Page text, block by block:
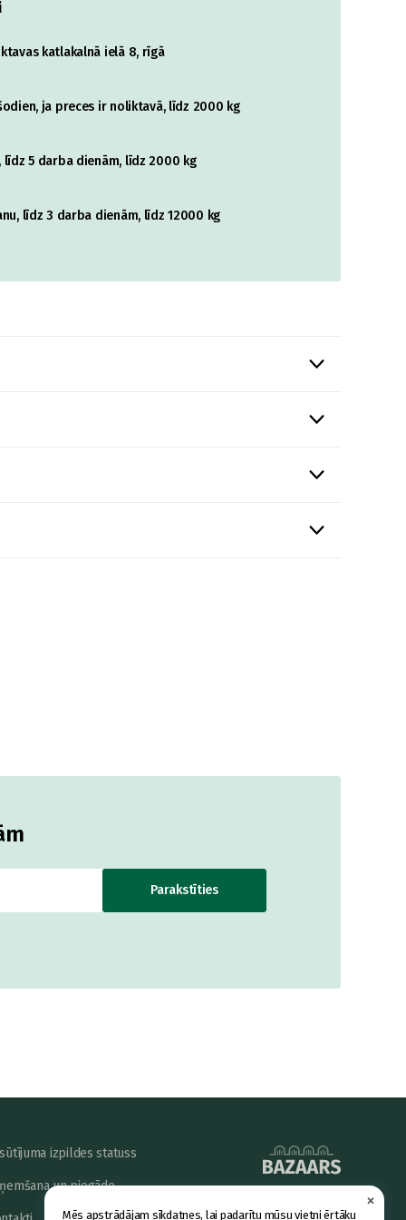
×
Mēs apstrādājam sīkdatnes, lai padarītu mūsu vietni ērtāku
katlakalnā ielā 8, rīgā
ja preces ir noliktavā, līdz 2000 kg
5 darba dienām, līdz 2000 kg
līdz 3 darba dienām, līdz 12000 kg
Parakstīties
izpildes statuss
un piegāde